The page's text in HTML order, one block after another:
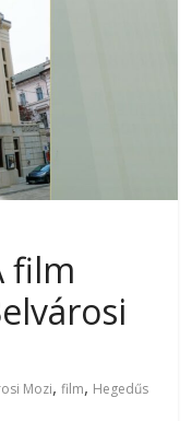
film
Mozi,film, Hegedűs